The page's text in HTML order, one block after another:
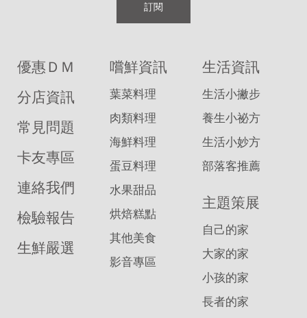
訂閱
優惠ＤＭ
分店資訊
常見問題
卡友專區
連絡我們
檢驗報告
生鮮嚴選
嚐鮮資訊
葉菜料理
肉類料理
海鮮料理
蛋豆料理
水果甜品
烘焙糕點
其他美食
影音專區
生活資訊
生活小撇步
養生小祕方
生活小妙方
部落客推薦
主題策展
自己的家
大家的家
小孩的家
長者的家